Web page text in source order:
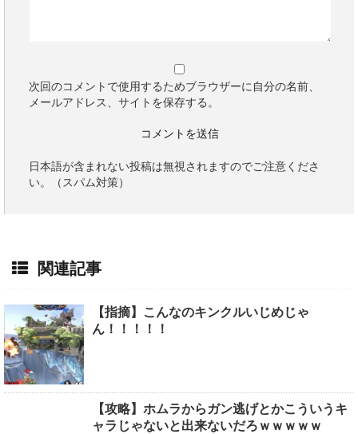
次回のコメントで使用するためブラウザーに自分の名前、
メールアドレス、サイトを保存する。
日本語が含まれない投稿は無視されますのでご注意くださ
い。（スパム対策）
関連記事
【指摘】こんなのキンクルいじめじゃ
ん！！！！！
【攻略】ホムラからガン逃げとかこういうキ
ャラじゃないと出来ないだろｗｗｗｗｗ